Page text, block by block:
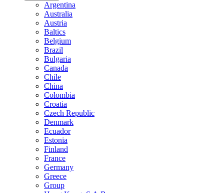
Argentina
Australia
Austria
Baltics
Belgium
Brazil
Bulgaria
Canada
Chile
China
Colombia
Croatia
Czech Republic
Denmark
Ecuador
Estonia
Finland
France
Germany
Greece
Group